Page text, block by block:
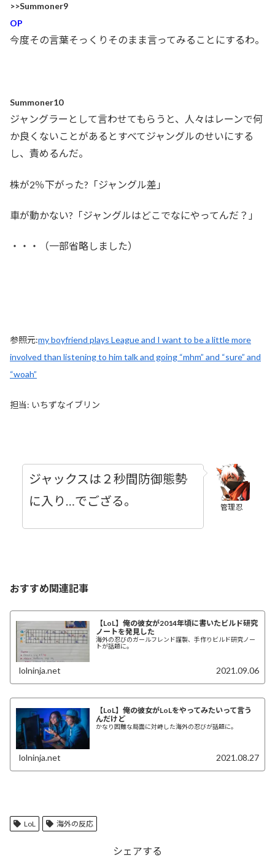
>>Summoner9
OP
今度その言葉そっくりそのまま言ってみることにするわ。
Summoner10
ジャングラーとして言わせてもらうと、人々はレーンで何
か良くないことがあるとすべてジャングルのせいにする
し、責めるんだ。
株が2％下がった?「ジャングル差」
車が動かない?「ジャングルはどこでなにやってんだ？」
・・・（一部省略しました）
参照元:my boyfriend plays League and I want to be a little more
involved than listening to him talk and going “mhm” and “sure” and
“woah”
担当: いちずなイブリン
管理忍
ジャックスは２秒間防御態勢
に入り…でござる。
おすすめ関連記事
【LoL】俺の彼女が2014年頃に書いたビルド研究
ノートを発見した
海外の忍びのガールフレンド謹製、手作りビルド研究ノー
トが話題に。
lolninja.net 2021.09.06
【LoL】俺の彼女がLoLをやってみたいって言う
んだけど
かなり困難な局面に対峙した海外の忍びが話題に。
lolninja.net 2021.08.27
LoL 海外の反応
シェアする